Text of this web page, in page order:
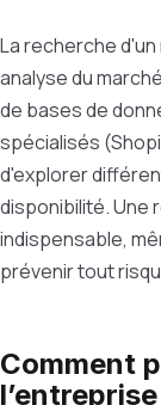
La recherche
analyse du
de bases de
spécialisés
d'explorer
disponibilité. Une
indispensable,
prévenir tout
Comment